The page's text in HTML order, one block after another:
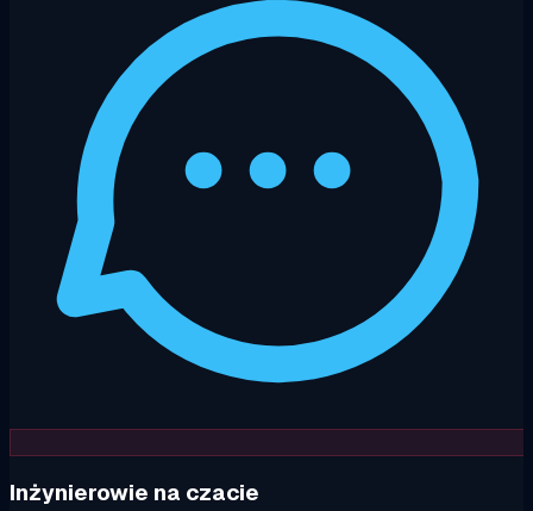
Inżynierowie na czacie